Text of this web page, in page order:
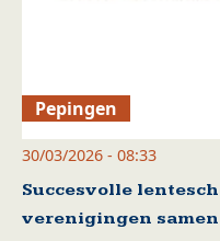
Pepingen
30/03/2026 - 08:33
Succesvolle
verenigingen samen